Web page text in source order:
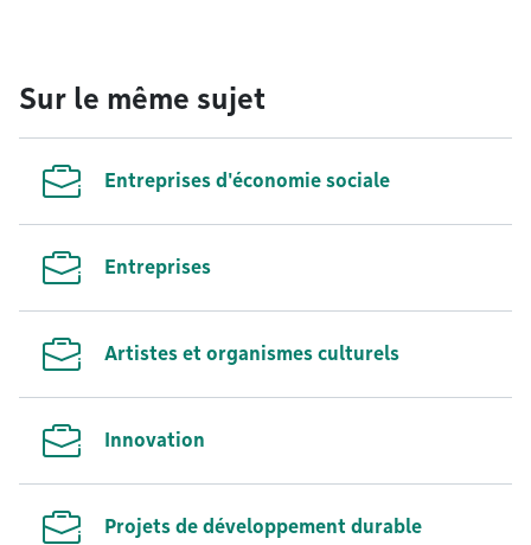
Sur le même sujet
Entreprises d'économie sociale
Entreprises
Artistes et organismes culturels
Innovation
Projets de développement durable